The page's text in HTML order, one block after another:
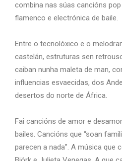
combina nas súas cancións
flamenco e electrónica de baile.
Entre o tecnolóxico e o
castelán, estruturas sen
caiban nunha maleta de man,
influencias esvaecidas, dos
desertos do norte de África.
Fai cancións de amor e
bailes. Cancións que “soan
parecen a nada”. A música que